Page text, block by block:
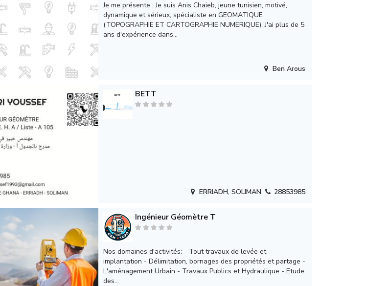
Je me présente : Je suis Anis Chaieb, jeune tunisien, motivé,
dynamique et sérieux, spécialiste en GEOMATIQUE
(TOPOGRAPHIE ET CARTOGRAPHIE NUMERIQUE). J'ai plus de 5
ans d'expérience dans...
Ben Arous
BETT
ERRIADH, SOLIMAN 28853985
Ingénieur Géomètre T
Nos domaines d'activités: - Tout travaux de levée et
implantation - Délimitation, bornages des propriétés et partage -
L'aménagement Urbain - Travaux Publics et Hydraulique - Etude
des...